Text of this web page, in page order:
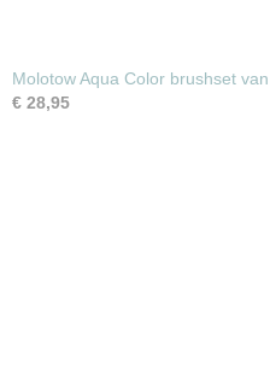
Molotow Aqua Color brushset
€ 28,95